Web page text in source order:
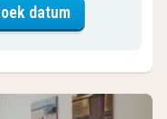
datumvoor Kleine 2